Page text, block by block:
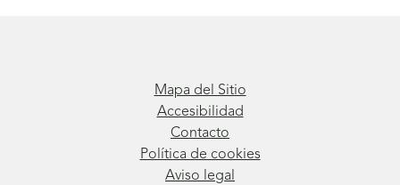
Mapa del Sitio
Accesibilidad
Contacto
Política de cookies
Aviso legal